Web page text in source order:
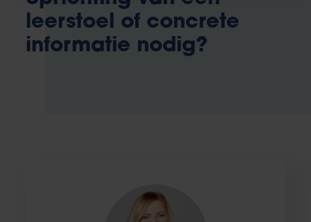
leerstoel of concrete
informatie nodig?